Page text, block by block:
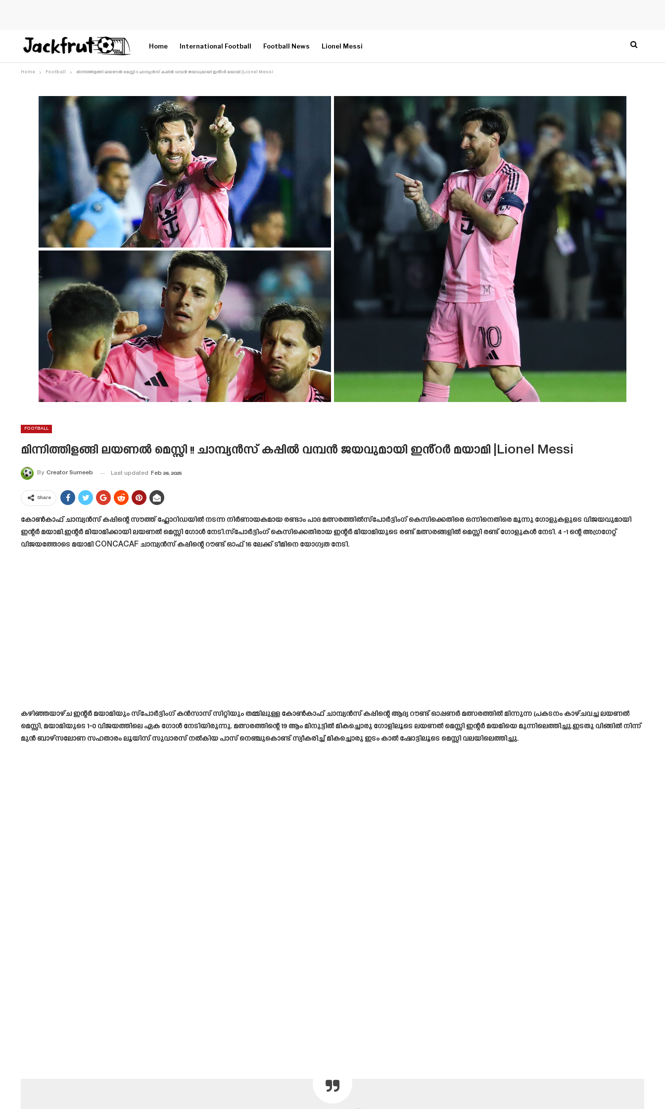
Home International Football Football News Lionel Messi
Home Football മിന്നിത്തിളങ്ങി ലയണൽ മെസ്സി !! ചാമ്പ്യൻസ് കപ്പിൽ വമ്പൻ ജയവുമായി ഇൻ്റർ മയാമി |Lionel Messi
FOOTBALL
മിന്നിത്തിളങ്ങി ലയണൽ മെസ്സി !! ചാമ്പ്യൻസ് കപ്പിൽ വമ്പൻ ജയവുമായി ഇൻ്റർ മയാമി |Lionel Messi
By Creator Sumeeb Last updated Feb 26, 2025
Share
കോൺകാഫ് ചാമ്പ്യൻസ് കപ്പിന്റെ സൗത്ത് ഫ്ലോറിഡയിൽ നടന്ന നിർണായകമായ രണ്ടാം പാദ മത്സരത്തിൽസ്പോർട്ടിംഗ് കെസിക്കെതിരെ ഒന്നിനെതിരെ മൂന്നു ഗോളുകളുടെ വിജയവുമായി
ഇന്റർ മയാമി.ഇന്റർ മിയാമിക്കായി ലയണൽ മെസ്സി ഗോൾ നേടി.സ്പോർട്ടിംഗ് കെസിക്കെതിരായ ഇന്റർ മിയാമിയുടെ രണ്ട് മത്സരങ്ങളിൽ മെസ്സി രണ്ട് ഗോളുകൾ നേടി. 4 -1 ന്റെ അഗ്രഗേറ്റ്
വിജയത്തോടെ മയാമി CONCACAF ചാമ്പ്യൻസ് കപ്പിന്റെ റൗണ്ട് ഓഫ് 16 ലേക്ക് ടീമിനെ യോഗ്യത നേടി.
കഴിഞ്ഞയാഴ്ച ഇന്റർ മയാമിയും സ്പോർട്ടിംഗ് കൻസാസ് സിറ്റിയും തമ്മിലുള്ള കോൺകാഫ് ചാമ്പ്യൻസ് കപ്പിന്റെ ആദ്യ റൗണ്ട് ഓപ്പണർ മത്സരത്തിൽ മിന്നുന്ന പ്രകടനം കാഴ്ചവച്ച ലയണൽ
മെസ്സി, മയാമിയുടെ 1-0 വിജയത്തിലെ ഏക ഗോൾ നേടിയിരുന്നു. മത്സരത്തിന്റെ 19 ആം മിനുട്ടിൽ മികച്ചൊരു ഗോളിലൂടെ ലയണൽ മെസ്സി ഇന്റർ മയമിയെ മുന്നിലെത്തിച്ചു.ഇടതു വിങ്ങിൽ നിന്ന്
മുൻ ബാഴ്‌സലോണ സഹതാരം ലൂയിസ് സുവാരസ് നൽകിയ പാസ് നെഞ്ചുകൊണ്ട് സ്വീകരിച്ച് മികച്ചൊരു ഇടം കാൽ ഷോട്ടിലൂടെ മെസ്സി വലയിലെത്തിച്ചു.